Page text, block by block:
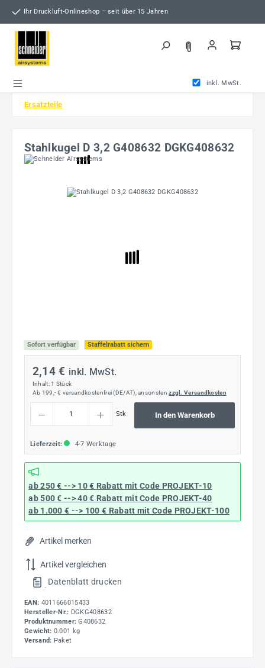
Zum Hauptinhalt springen
Ihr Druckluft-Onlineshop – seit über 15 Jahren
inkl. MwSt.
Ersatzteile
Stahlkugel D 3,2 G408632 DGKG408632
Bildergalerie überspringen
Sofort verfügbar Staffelrabatt sichern
2,14 € inkl. MwSt.
Inhalt: 1 Stück
Ab 199,- € versandkostenfrei (DE/AT), ansonstenzzgl. Versandkosten
Stk In den Warenkorb
Lieferzeit: 4-7 Werktage
ab 250 € --> 10 € Rabatt mit Code PROJEKT-10
ab 500 € --> 40 € Rabatt mit Code PROJEKT-40
ab 1.000 € --> 100 € Rabatt mit Code PROJEKT-100
Artikel merken
Artikel vergleichen
. Datenblatt drucken
EAN: 4011666015433
Hersteller-Nr.: DGKG408632
Produktnummer: G408632
Gewicht: 0.001 kg
Versand: Paket